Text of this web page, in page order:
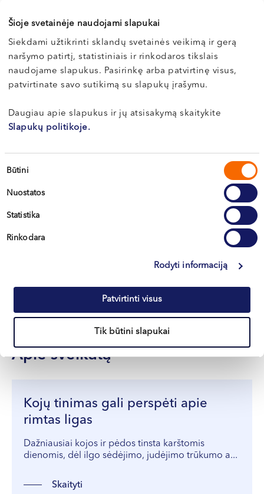
Šioje svetainėje naudojami slapukai
Siekdami užtikrinti sklandų svetainės veikimą ir gerą
naršymo patirtį, statistiniais ir rinkodaros tikslais
naudojame slapukus. Pasirinkę arba patvirtinę visus,
patvirtinate savo sutikimą su slapukų įrašymu.
Daugiau apie slapukus ir jų atsisakymą skaitykite
Slapukų politikoje.
Sutikimo
Būtini
Nuostatos
Statistika
Rinkodara
Rodyti informaciją
Patvirtinti visus
Tik būtini slapukai
Dr. Paulius
Kraujagyslių chirurgas
LT , EN , RU
Kaunas, Miško g. 25A
Apie gydytoją
PETRUTIS
Kraujagyslių chirurgas
LT , EN , RU
Apie sveikatą
Kojų tinimas gali perspėti apie
rimtas ligas
Dažniausiai kojos ir pėdos tinsta karštomis
dienomis, dėl ilgo sėdėjimo, judėjimo trūkumo a...
Skaityti